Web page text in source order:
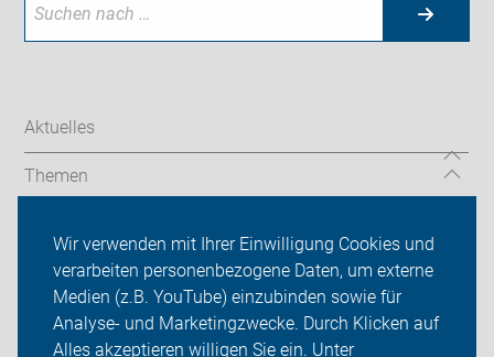
Wir verwenden mit Ihrer Einwilligung Cookies und
verarbeiten personenbezogene Daten, um externe
Medien (z.B. YouTube) einzubinden sowie für
Analyse- und Marketingzwecke. Durch Klicken auf
Alles akzeptieren willigen Sie ein. Unter
Aktuelles
Themen
Über uns
Sei dabei